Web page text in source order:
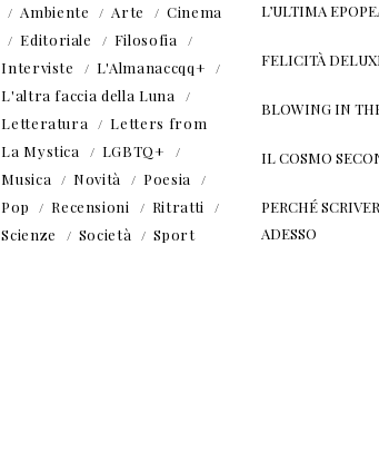
Ambiente
Arte
Cinema
Editoriale
Filosofia
Interviste
L'Almanaccqq+
L'altra faccia della Luna
Letteratura
Letters from
La Mystica
LGBTQ+
Musica
Novità
Poesia
Pop
Recensioni
Ritratti
Scienze
Società Sport
L’ULTIMA
FELICITÀ
BLOWING IN
IL COSMO
PERCHÉ
ADESSO